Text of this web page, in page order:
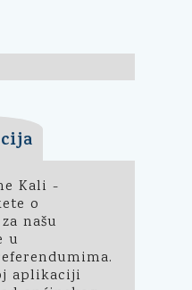
Kali -
o
našu
u
aplikaciji